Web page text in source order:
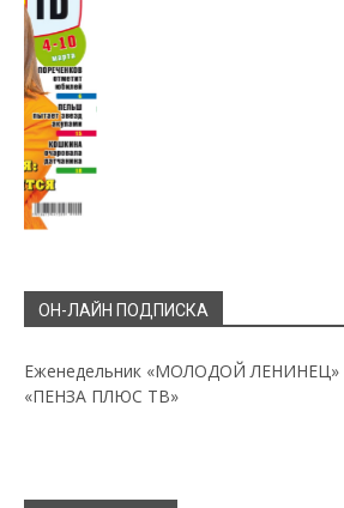
ОН-ЛАЙН ПОДПИСКА
Еженедельник «МОЛОДОЙ ЛЕНИНЕЦ»
«ПЕНЗА ПЛЮС ТВ»